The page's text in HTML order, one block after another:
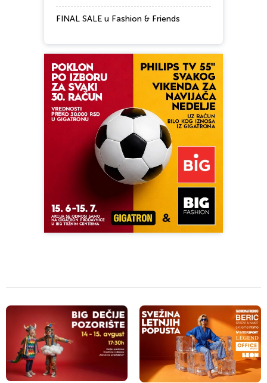
FINAL SALE u Fashion & Friends